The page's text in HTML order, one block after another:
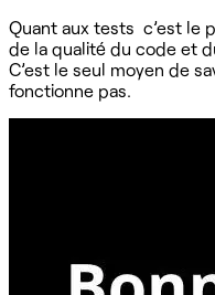
Quant aux tests c’est le
de la qualité du code et
C’est le seul moyen de
fonctionne pas.